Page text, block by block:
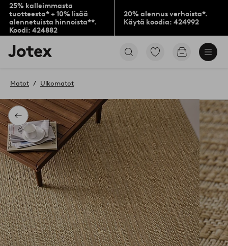
25% kalleimmasta
tuotteesta* + 10% lisää
alennetuista hinnoista**.
Koodi: 424882
20% alennus verhoista*.
Käytä koodia: 424992
Jotex-
logo
aloitussivulle
Siirry
Siirry
Takaisin
Matot Ulkomatot